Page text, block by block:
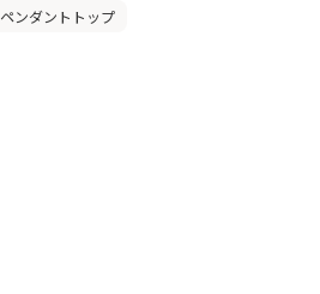
ペンダントトップ